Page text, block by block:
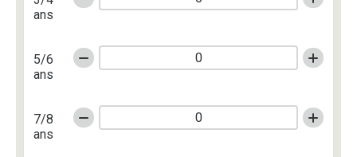
ans
5/6
ans
7/8
ans